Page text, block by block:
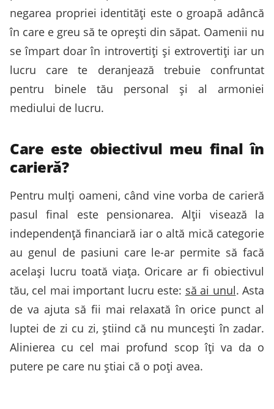
negarea propriei identități este o groapă adâncă
în care e greu să te oprești din săpat. Oamenii nu
se împart doar în introvertiți și extrovertiți iar un
lucru care te deranjează trebuie confruntat
pentru binele tău personal și al armoniei
mediului de lucru.
Care este obiectivul meu final în
carieră?
Pentru mulți oameni, când vine vorba de carieră
pasul final este pensionarea. Alții visează la
independență financiară iar o altă mică categorie
au genul de pasiuni care le-ar permite să facă
același lucru toată viața. Oricare ar fi obiectivul
tău, cel mai important lucru este: să ai unul. Asta
de va ajuta să fii mai relaxată în orice punct al
luptei de zi cu zi, știind că nu muncești în zadar.
Alinierea cu cel mai profund scop îți va da o
putere pe care nu știai că o poți avea.